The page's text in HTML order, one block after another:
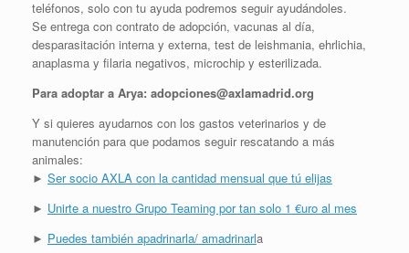
teléfonos, solo con tu ayuda podremos seguir ayudándoles.
Se entrega con contrato de adopción, vacunas al día,
desparasitación interna y externa, test de leishmania, ehrlichia,
anaplasma y filaria negativos, microchip y esterilizada.
Para adoptar a Arya: adopciones@axlamadrid.org
Y si quieres ayudarnos con los gastos veterinarios y de
manutención para que podamos seguir rescatando a más
animales:
► Ser socio AXLA con la cantidad mensual que tú elijas
► Unirte a nuestro Grupo Teaming por tan solo 1 €uro al mes
► Puedes también apadrinarla/ amadrinarla